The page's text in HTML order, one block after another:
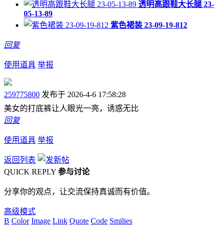
透明高跟鞋大长腿 23-
05-13-89
紫色裙装 23-09-19-812
回复
使用道具 举报
259775800 发布于 2026-4-6 17:58:28
美女的打底裤让人眼光一亮，诱惑无比
回复
使用道具 举报
返回列表
QUICK REPLY 参与讨论
分享你的观点，让交流保持真诚而有价值。
高级模式
B Color Image Link Quote Code Smilies